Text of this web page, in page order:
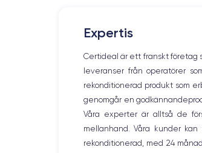
Puce A15 Bionic
Nom GPU
GPU 5 cœurs
Caméra Principale
Expertis
Certideal är ett franskt företag
leveranser från operatörer
rekonditionerad produkt som
genomgår en
Våra experter är alltså de
mellanhand. Våra kunder
rekonditionerad, med 24